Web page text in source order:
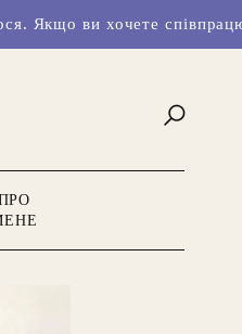
хочете співпрацювати з